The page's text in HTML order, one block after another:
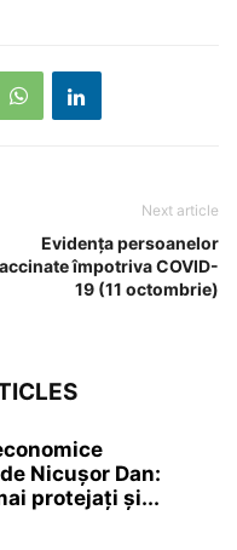
Next article
Evidența persoanelor
împotriva COVID-
19 (11 octombrie)
Nicușor Dan:
protejați și...